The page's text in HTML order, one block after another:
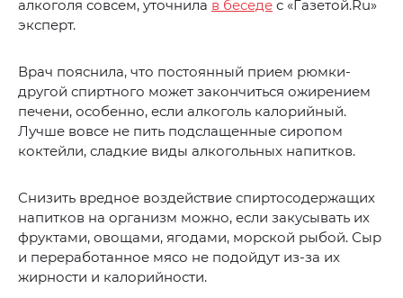
алкоголя совсем, уточнила в беседе с «Газетой.Ru»
эксперт.
Врач пояснила, что постоянный прием рюмки-
другой спиртного может закончиться ожирением
печени, особенно, если алкоголь калорийный.
Лучше вовсе не пить подслащенные сиропом
коктейли, сладкие виды алкогольных напитков.
Снизить вредное воздействие спиртосодержащих
напитков на организм можно, если закусывать их
фруктами, овощами, ягодами, морской рыбой. Сыр
и переработанное мясо не подойдут из-за их
жирности и калорийности.